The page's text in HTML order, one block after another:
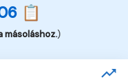
📋
másoláshoz.)